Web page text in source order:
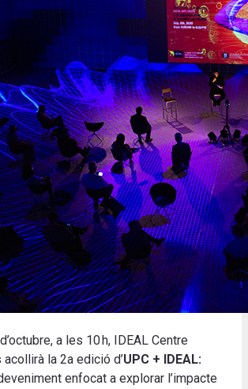
a les 10 h, IDEAL Centre
acollirà la 2a edició d’UPC + IDEAL:
enfocat a explorar l’impacte